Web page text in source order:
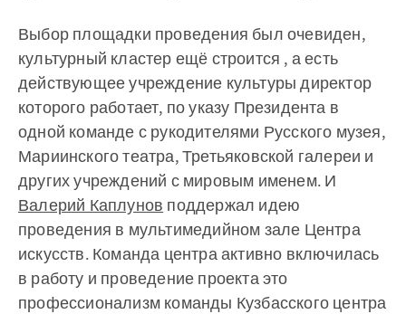
Выбор площадки проведения был очевиден,
культурный кластер ещё строится , а есть
действующее учреждение культуры директор
которого работает, по указу Президента в
одной команде с рукодителями Русского музея,
Мариинского театра, Третьяковской галереи и
других учреждений с мировым именем. И
Валерий Каплунов поддержал идею
проведения в мультимедийном зале Центра
искусств. Команда центра активно включилась
в работу и проведение проекта это
профессионализм команды Кузбасского центра